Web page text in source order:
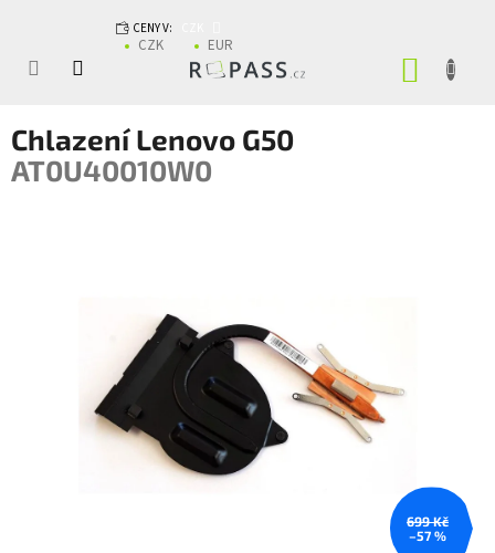
CENY V:
CZK EUR
Chlazení Lenovo G50
AT0U40010W0
699 Kč
–57 %